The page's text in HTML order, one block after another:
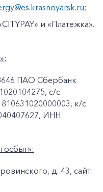
;
и «Платежка».
ПАО Сбербанк
с/с
к/c
ИНН
д. 43, сайт: